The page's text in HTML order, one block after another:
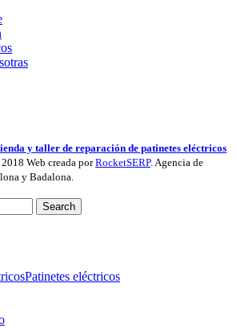
y taller de reparación de patinetes eléctricos
2018 Web creada porRocketSERP. Agencia de
y Badalona.
Search
Patinetes eléctricos